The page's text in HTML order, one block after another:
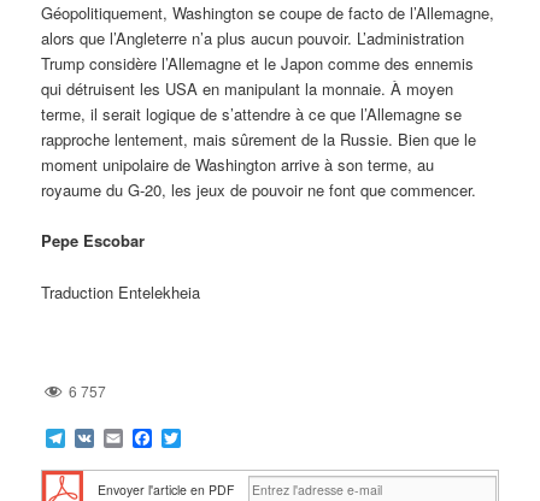
Géopolitiquement, Washington se coupe de facto de l’Allemagne,
alors que l’Angleterre n’a plus aucun pouvoir. L’administration
Trump considère l’Allemagne et le Japon comme des ennemis
qui détruisent les USA en manipulant la monnaie. À moyen
terme, il serait logique de s’attendre à ce que l’Allemagne se
rapproche lentement, mais sûrement de la Russie. Bien que le
moment unipolaire de Washington arrive à son terme, au
royaume du G-20, les jeux de pouvoir ne font que commencer.
Pepe Escobar
Traduction Entelekheia
6 757
Telegram
VK EmailFacebook
Envoyer l'article en PDF